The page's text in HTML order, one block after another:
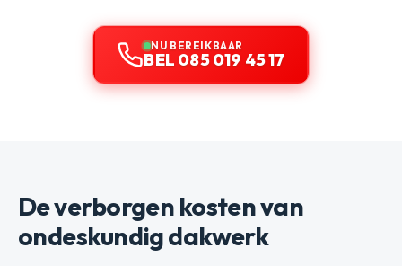
NU BEREIKBAAR
BEL 085 019 45 17
De verborgen kosten van
ondeskundig dakwerk